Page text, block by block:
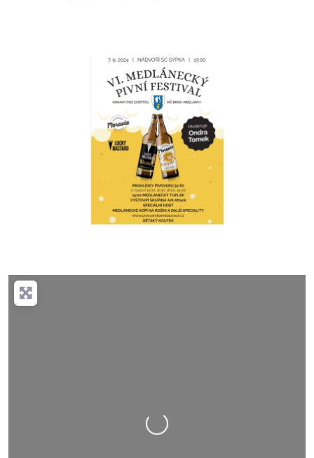
Nahrávání….